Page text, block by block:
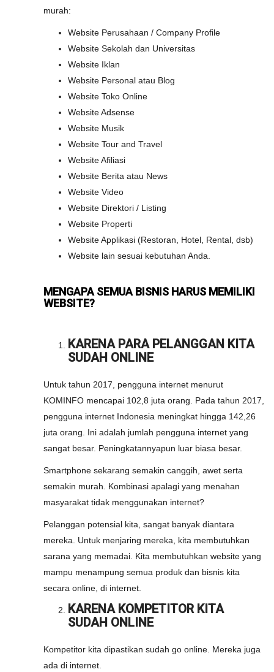
murah:
Website Perusahaan / Company Profile
Website Sekolah dan Universitas
Website Iklan
Website Personal atau Blog
Website Toko Online
Website Adsense
Website Musik
Website Tour and Travel
Website Afiliasi
Website Berita atau News
Website Video
Website Direktori / Listing
Website Properti
Website Applikasi (Restoran, Hotel, Rental, dsb)
Website lain sesuai kebutuhan Anda.
MENGAPA SEMUA BISNIS HARUS MEMILIKI
WEBSITE?
KARENA PARA PELANGGAN KITA
SUDAH ONLINE
Untuk tahun 2017, pengguna internet menurut
KOMINFO mencapai 102,8 juta orang. Pada tahun 2017,
pengguna internet Indonesia meningkat hingga 142,26
juta orang. Ini adalah jumlah pengguna internet yang
sangat besar. Peningkatannyapun luar biasa besar.
Smartphone sekarang semakin canggih, awet serta
semakin murah. Kombinasi apalagi yang menahan
masyarakat tidak menggunakan internet?
Pelanggan potensial kita, sangat banyak diantara
mereka. Untuk menjaring mereka, kita membutuhkan
sarana yang memadai. Kita membutuhkan website yang
mampu menampung semua produk dan bisnis kita
secara online, di internet.
KARENA KOMPETITOR KITA
SUDAH ONLINE
Kompetitor kita dipastikan sudah go online. Mereka juga
ada di internet.